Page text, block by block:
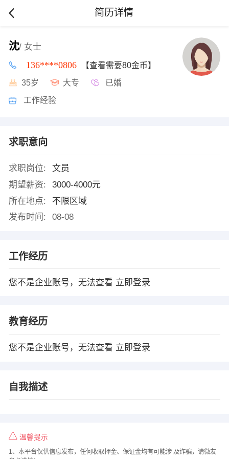
简历详情
沈/ 女士
136****0806 【查看需要80金币】
35岁 大专 已婚
工作经验
求职意向
求职岗位:
文员
期望薪资:
3000-4000元
所在地点:
不限区域
发布时间:
08-08
工作经历
您不是企业账号，无法查看 立即登录
教育经历
您不是企业账号，无法查看 立即登录
自我描述
温馨提示
1、本平台仅供信息发布，任何收取押金、保证金均有可能涉 及诈骗，请微友